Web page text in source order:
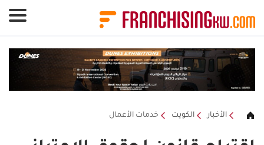
الأخبار الكويت خدمات الأعمال
لوحة إدارة ملفات تعريف الارتباط